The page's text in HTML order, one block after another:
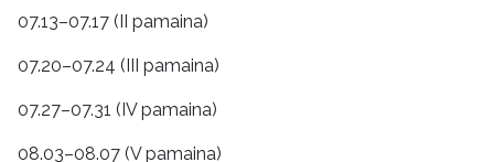
07.13–07.17 (II pamaina)
07.20–07.24 (III pamaina)
07.27–07.31 (IV pamaina)
08.03–08.07 (V pamaina)